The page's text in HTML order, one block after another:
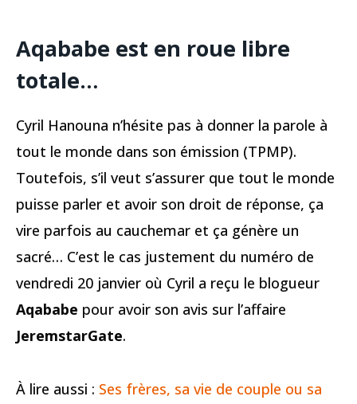
Aqababe est en roue libre
totale…
Cyril Hanouna n’hésite pas à donner la parole à
tout le monde dans son émission (TPMP).
Toutefois, s’il veut s’assurer que tout le monde
puisse parler et avoir son droit de réponse, ça
vire parfois au cauchemar et ça génère un
sacré… C’est le cas justement du numéro de
vendredi 20 janvier où Cyril a reçu le blogueur
Aqababe pour avoir son avis sur l’affaire
JeremstarGate.
À lire aussi : Ses frères, sa vie de couple ou sa